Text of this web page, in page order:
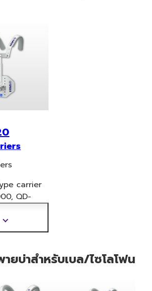
carrier
QD-
แสดง
ข้อมูล
ยบ่าสำหรับเบล/ไซโลโฟน